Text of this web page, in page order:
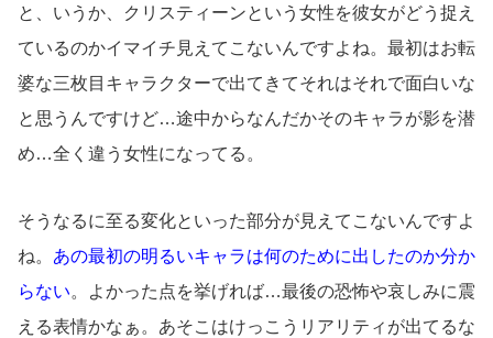
と、いうか、クリスティーンという女性を彼女がどう捉え
ているのかイマイチ見えてこないんですよね。最初はお転
婆な三枚目キャラクターで出てきてそれはそれで面白いな
と思うんですけど…途中からなんだかそのキャラが影を潜
め…全く違う女性になってる。
そうなるに至る変化といった部分が見えてこないんですよ
ね。 あの最初の明るいキャラは何のために出したのか分か
らない。よかった点を挙げれば…最後の恐怖や哀しみに震
える表情かなぁ。あそこはけっこうリアリティが出てるな